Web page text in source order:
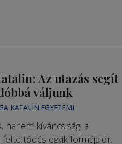
Az utazás segít
váljunk
KATALIN EGYETEMI
kíváncsiság, a
egyik formája dr.